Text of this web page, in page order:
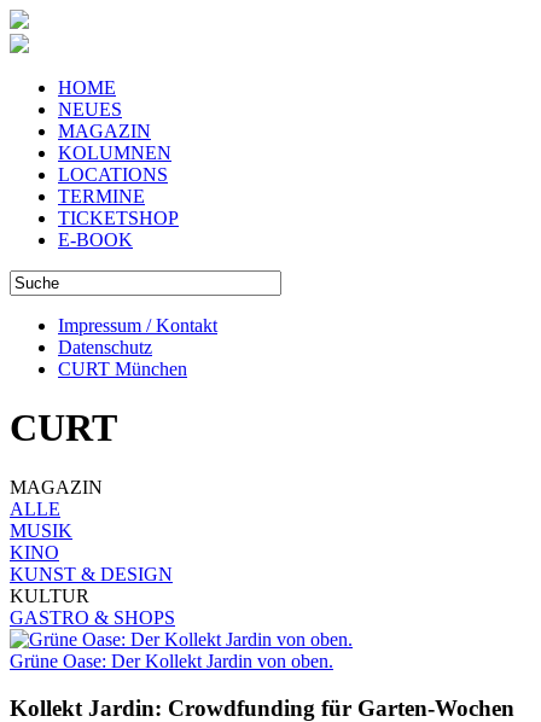
HOME
NEUES
MAGAZIN
KOLUMNEN
LOCATIONS
TERMINE
TICKETSHOP
E-BOOK
Impressum / Kontakt
Datenschutz
CURT München
CURT
MAGAZIN
ALLE
MUSIK
KINO
KUNST & DESIGN
KULTUR
GASTRO & SHOPS
Grüne Oase: Der Kollekt Jardin von oben.
Kollekt Jardin: Crowdfunding für Garten-Wochen